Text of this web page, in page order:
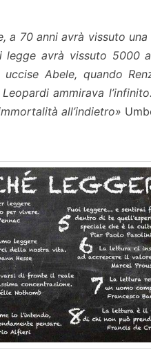
a 70 anni avrà vissuto
avrà vissuto 5000
uccise Abele, quando
ammirava
all’indietro»